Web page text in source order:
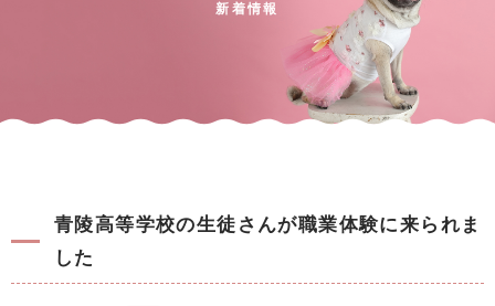
新着情報
青陵高等学校の生徒さんが職業体験に来られま
した